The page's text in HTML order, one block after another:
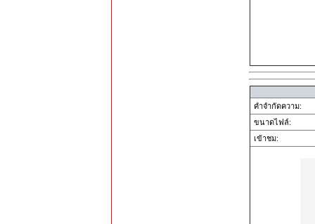
คำจำกัดความ:
ขนาดไฟล์:
เข้าชม: